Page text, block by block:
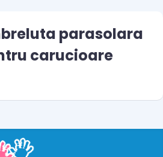
parasolara
carucioare